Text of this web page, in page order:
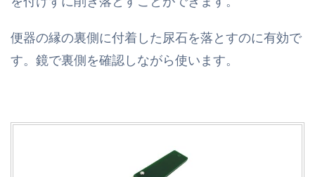
便器の縁の裏側に付着した尿石を落とすのに有効で
す。鏡で裏側を確認しながら使います。